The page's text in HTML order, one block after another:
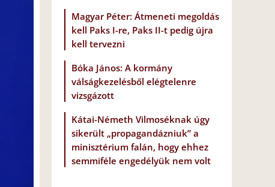
Magyar Péter: Átmeneti megoldás
kell Paks I-re, Paks II-t pedig újra
kell tervezni
Bóka János: A kormány
válságkezelésből elégtelenre
vizsgázott
Kátai-Németh Vilmoséknak úgy
sikerült „propagandázniuk” a
minisztérium falán, hogy ehhez
semmiféle engedélyük nem volt